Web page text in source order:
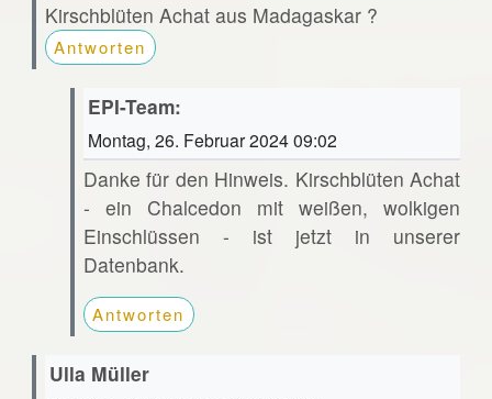
Kirschblüten Achat aus Madagaskar ?
Antworten
EPI-Team:
Montag, 26. Februar 2024 09:02
Danke für den Hinweis. Kirschblüten Achat
- ein Chalcedon mit weißen, wolkigen
Einschlüssen - ist jetzt in unserer
Datenbank.
Antworten
Ulla Müller